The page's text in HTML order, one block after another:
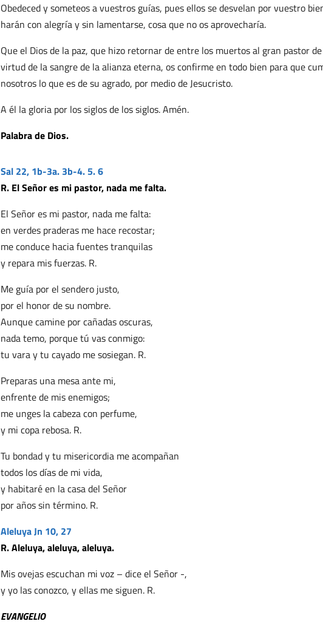
Obedeced y someteos a vuestros guías, pues ellos se desvelan por vuestro
harán con alegría y sin lamentarse, cosa que no os aprovecharía.
Que el Dios de la paz, que hizo retornar de entre los muertos al gran pastor
virtud de la sangre de la alianza eterna, os confirme en todo bien para que
nosotros lo que es de su agrado, por medio de Jesucristo.
A él la gloria por los siglos de los siglos. Amén.
Palabra de Dios.
Sal 22, 1b-3a. 3b-4. 5. 6
R. El Señor es mi pastor, nada me falta.
El Señor es mi pastor, nada me falta:
en verdes praderas me hace recostar;
me conduce hacia fuentes tranquilas
y repara mis fuerzas. R.
Me guía por el sendero justo,
por el honor de su nombre.
Aunque camine por cañadas oscuras,
nada temo, porque tú vas conmigo:
tu vara y tu cayado me sosiegan. R.
Preparas una mesa ante mi,
enfrente de mis enemigos;
me unges la cabeza con perfume,
y mi copa rebosa. R.
Tu bondad y tu misericordia me acompañan
todos los días de mi vida,
y habitaré en la casa del Señor
por años sin término. R.
Aleluya Jn 10, 27
R. Aleluya, aleluya, aleluya.
Mis ovejas escuchan mi voz – dice el Señor -,
y yo las conozco, y ellas me siguen. R.
EVANGELIO